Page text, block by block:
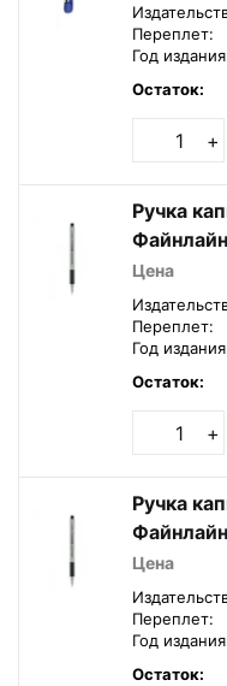
Переплет:
Год
Остаток:
+
Ручка
Цена
Переплет:
Год
Остаток:
+
Ручка
36-0002
Цена
Переплет:
Год
Остаток: